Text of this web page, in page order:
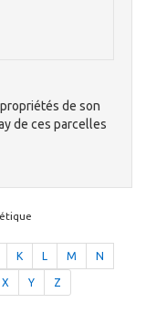
de son
de ces parcelles
K L M N
X Y Z